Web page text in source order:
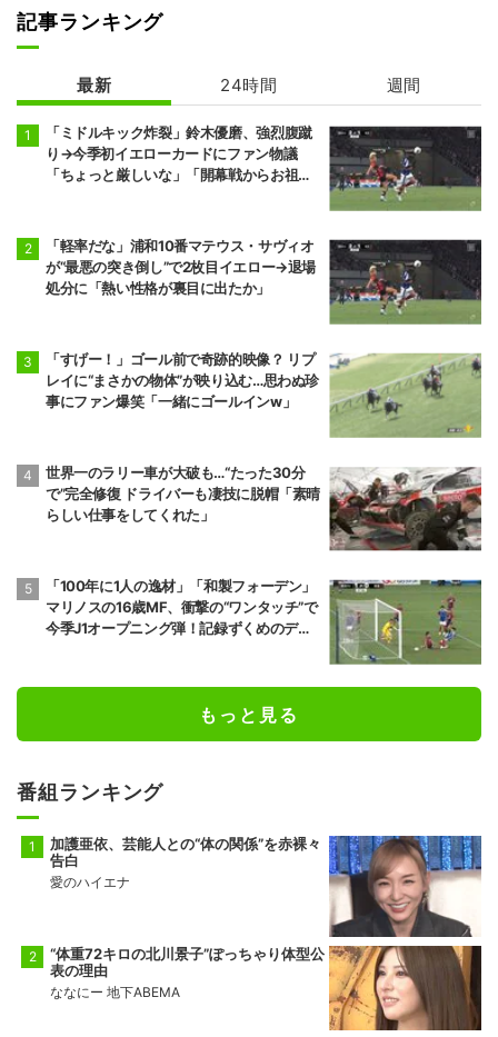
記事ランキング
最新 24時間 週間
「ミドルキック炸裂」鈴木優磨、強烈腹蹴
り→今季初イエローカードにファン物議
「ちょっと厳しいな」「開幕戦からお祖母
「軽率だな」浦和10番マテウス・サヴィオ
が“最悪の突き倒し”で2枚目イエロー→退場
処分に「熱い性格が裏目に出たか」
「すげー！」ゴール前で奇跡的映像？ リプ
レイに“まさかの物体”が映り込む…思わぬ珍
事にファン爆笑「一緒にゴールインw」
世界一のラリー車が大破も…“たった30分
で”完全修復 ドライバーも凄技に脱帽「素晴
らしい仕事をしてくれた」
「100年に1人の逸材」「和製フォーデン」
マリノスの16歳MF、衝撃の“ワンタッチ”で
今季J1オープニング弾！記録ずくめのデビ
もっと見る
番組ランキング
加護亜依、芸能人との“体の関係”を赤裸々
告白
愛のハイエナ
“体重72キロの北川景子”ぽっちゃり体型公
表の理由
ななにー 地下ABEMA